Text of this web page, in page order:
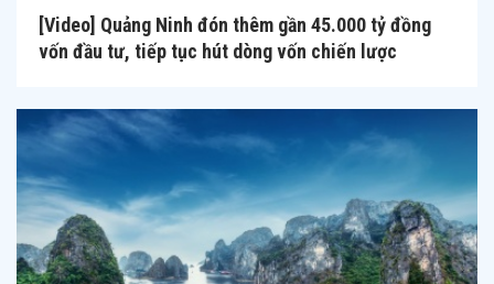
[Video] Quảng Ninh đón thêm gần 45.000 tỷ đồng
vốn đầu tư, tiếp tục hút dòng vốn chiến lược